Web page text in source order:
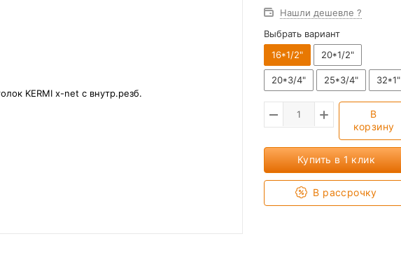
Нашли дешевле ?
Выбрать вариант
16*1/2"
20*1/2"
20*3/4" 25*3/4" 32*1"
В
корзину
Купить в 1 клик
В рассрочку